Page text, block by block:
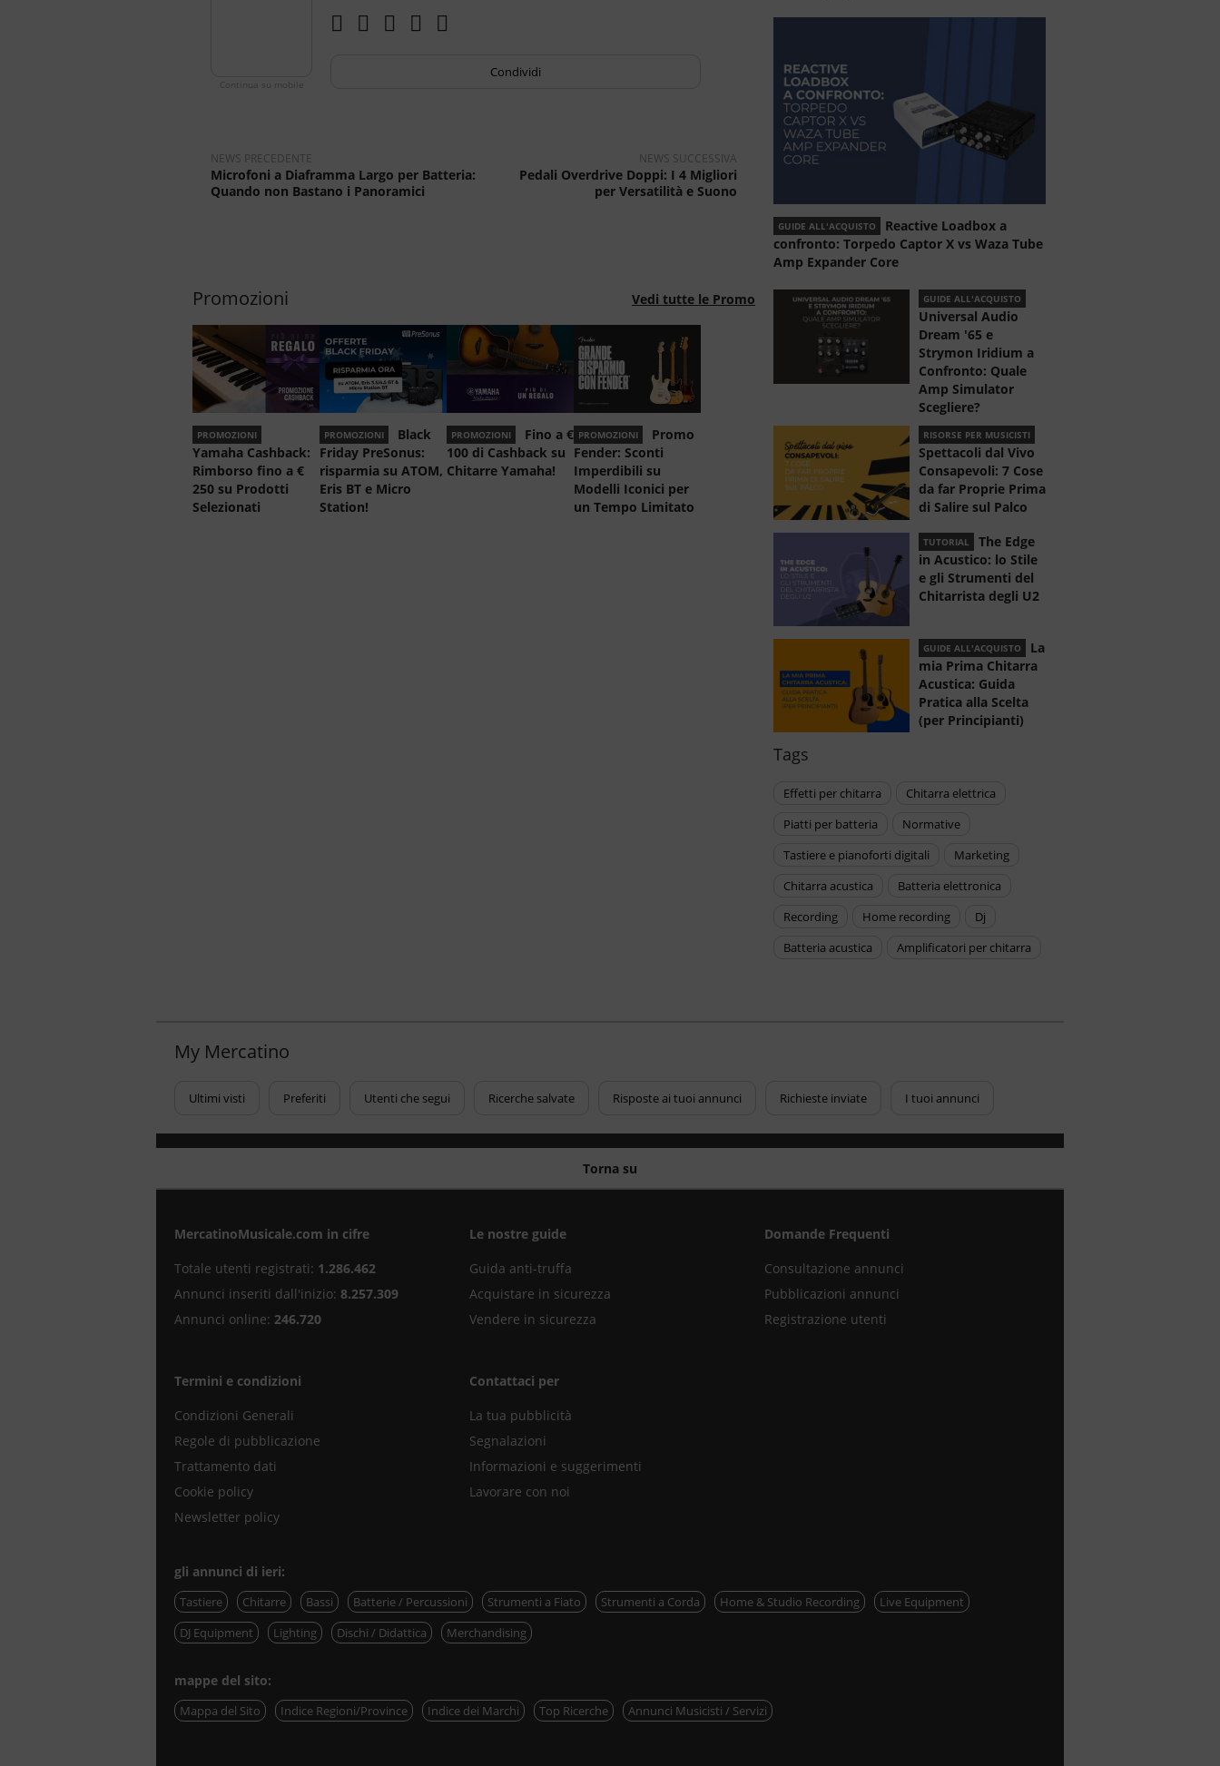
Condividi
NEWS PRECEDENTE
Microfoni a Diaframma Largo per Batteria:
Quando non Bastano i Panoramici
NEWS SUCCESSIVA
Pedali Overdrive Doppi: I 4 Migliori
per Versatilità e Suono
Promozioni Vedi tutte le Promo
PROMOZIONI
Yamaha Cashback:
Rimborso fino a €
250 su Prodotti
Selezionati
PROMOZIONI
Black
Friday PreSonus:
risparmia su ATOM,
Eris BT e Micro
Station!
PROMOZIONI
Fino a €
100 di Cashback su
Chitarre Yamaha!
PROMOZIONI
Promo
Fender: Sconti
Imperdibili su
Modelli Iconici per
un Tempo Limitato
GUIDE ALL'ACQUISTO
Reactive Loadbox a
confronto: Torpedo Captor X vs Waza Tube
Amp Expander Core
GUIDE ALL'ACQUISTO
Universal Audio
Dream '65 e
Strymon Iridium a
Confronto: Quale
Amp Simulator
Scegliere?
RISORSE PER MUSICISTI
Spettacoli dal Vivo
Consapevoli: 7 Cose
da far Proprie Prima
di Salire sul Palco
TUTORIAL
The Edge
in Acustico: lo Stile
e gli Strumenti del
Chitarrista degli U2
GUIDE ALL'ACQUISTO
La
mia Prima Chitarra
Acustica: Guida
Pratica alla Scelta
(per Principianti)
Tags
effetti per chitarra
chitarra elettrica
piatti per batteria
normative
tastiere e pianoforti digitali
marketing
chitarra acustica
batteria elettronica
recording
home recording
dj
batteria acustica
amplificatori per chitarra
My Mercatino
Ultimi visti Preferiti Utenti che segui Ricerche salvate Risposte ai tuoi annunci Richieste inviate I tuoi annunci
Torna su
MercatinoMusicale.com in cifre
Totale utenti registrati: 1.286.462
Annunci inseriti dall'inizio: 8.257.309
Annunci online: 246.720
Le nostre guide
Guida anti-truffa
Acquistare in sicurezza
Vendere in sicurezza
Domande Frequenti
Consultazione annunci
Pubblicazioni annunci
Registrazione utenti
Termini e condizioni
Condizioni Generali
Regole di pubblicazione
Trattamento dati
Cookie policy
Newsletter policy
Contattaci per
La tua pubblicità
Segnalazioni
Informazioni e suggerimenti
Lavorare con noi
gli annunci di ieri:
Tastiere Chitarre Bassi Batterie / Percussioni Strumenti a Fiato Strumenti a Corda Home & Studio Recording
Live Equipment
DJ Equipment
Lighting Dischi / Didattica Merchandising
mappe del sito:
Mappa del Sito Indice Regioni/Province Indice dei Marchi Top Ricerche Annunci Musicisti / Servizi